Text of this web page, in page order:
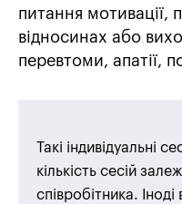
питання мотивації,
відносинах або
перевтоми, апатії,
Такі індивідуальні
кількість сесій
співробітника.